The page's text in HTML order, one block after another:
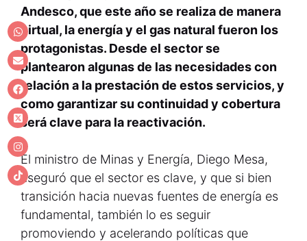
Andesco, que este año se realiza de manera
virtual, la energía y el gas natural fueron los
protagonistas. Desde el sector se
plantearon algunas de las necesidades con
relación a la prestación de estos servicios, y
como garantizar su continuidad y cobertura
será clave para la reactivación.
El ministro de Minas y Energía, Diego Mesa,
aseguró que el sector es clave, y que si bien
transición hacia nuevas fuentes de energía es
fundamental, también lo es seguir
promoviendo y acelerando políticas que